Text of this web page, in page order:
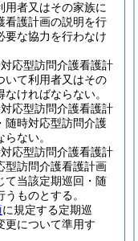
用者又はその家族に
看護計画の説明を行
要な協力を行わなけ
応型訪問介護看護計
いて利用者又はその
ければならない。
応型訪問介護看護計
随時対応型訪問介護
ない。
応型訪問介護看護計
型訪問介護看護計画
て当該定期巡回・随
ものとする。
に規定する定期巡
更について準用す